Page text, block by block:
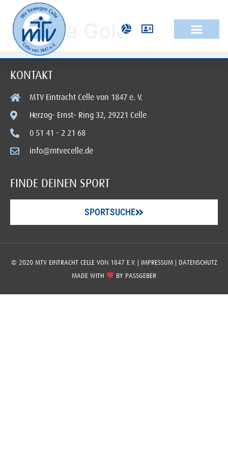
Zumba Gold
KONTAKT
MTV Eintracht Celle von 1847 e. V.
Herzog- Ernst- Ring 32, 29221 Celle
0 51 41 - 2 21 68
info@mtvecelle.de
FINDE DEINEN SPORT
SPORTSUCHE
© 2020 MTV EINTRACHT CELLE VON 1847 E.V. | IMPRESSUM| DATENSCHUTZ
MADE WITH
BY PASSGEBER